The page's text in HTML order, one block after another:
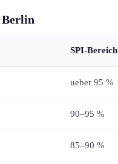
Berlin
SPI-Bereich
ueber 95 %
90–95 %
85–90 %